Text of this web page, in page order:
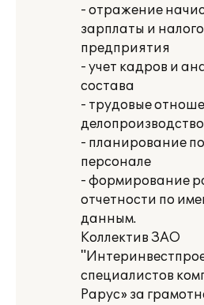
- отражение
зарплаты и
предприятия
- учет кадров и
состава
- трудовые
делопроизводство
- планирование
персонале
- формирование
отчетности по
данным.
Коллектив ЗАО
специалистов
Рарус» за